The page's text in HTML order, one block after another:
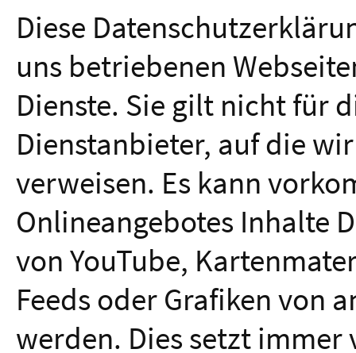
Diese
uns betriebenen
Dienste. Sie gilt nicht für
Dienstanbieter, auf die
verweisen. Es kann
Onlineangebotes Inhalte
von YouTube,
Feeds oder Grafiken von
werden. Dies setzt immer